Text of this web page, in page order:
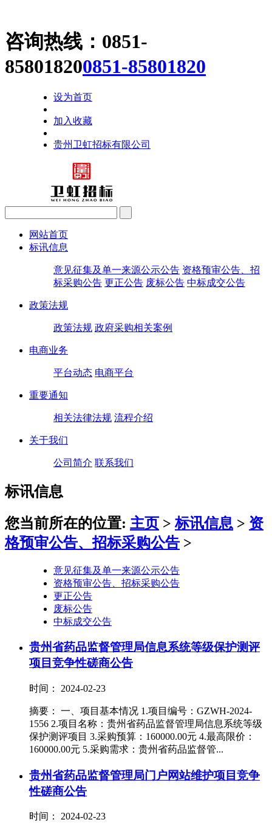
咨询热线： 0851-
858018200851-85801820
设为首页
加入收藏
贵州卫虹招标有限公司
网站首页
标讯信息
意见征集及单一来源公示公告 资格预审公告、招
标采购公告 更正公告 废标公告 中标成交公告
政策法规
政策法规 政府采购相关案例
电商业务
平台动态 电商平台
重要通知
相关法律法规 流程介绍
关于我们
公司简介 联系我们
标讯信息
您当前所在的位置: 主页 >标讯信息 > 资
格预审公告、招标采购公告 >
意见征集及单一来源公示公告
资格预审公告、招标采购公告
更正公告
废标公告
中标成交公告
贵州省药品监督管理局信息系统等级保护测评
项目竞争性磋商公告
时间： 2024-02-23
摘要： 一、项目基本情况 1.项目编号：GZWH-2024-
1556 2.项目名称：贵州省药品监督管理局信息系统等级
保护测评项目 3.采购预算：160000.00元 4.最高限价：
160000.00元 5.采购需求：贵州省药品监督管...
贵州省药品监督管理局门户网站维护项目竞争
性磋商公告
时间： 2024-02-23